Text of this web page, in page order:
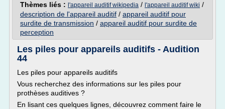
Thèmes liés : l'appareil auditif wikipedia / l'appareil auditif wiki /
description de l'appareil auditif / appareil auditif pour
surdite de transmission / appareil auditif pour surdite de
perception
Les piles pour appareils auditifs - Audition
44
Les piles pour appareils auditifs
Vous recherchez des informations sur les piles pour
prothèses auditives ?
En lisant ces quelques lignes, découvrez comment faire le